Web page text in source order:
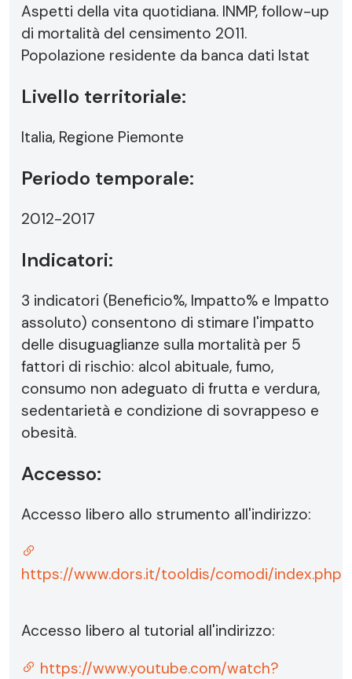
Aspetti della vita quotidiana. INMP, follow-up
di mortalità del censimento 2011.
Popolazione residente da banca dati Istat
Livello territoriale:
Italia, Regione Piemonte
Periodo temporale:
2012-2017
Indicatori:
3 indicatori (Beneficio%, Impatto% e Impatto
assoluto) consentono di stimare l'impatto
delle disuguaglianze sulla mortalità per 5
fattori di rischio: alcol abituale, fumo,
consumo non adeguato di frutta e verdura,
sedentarietà e condizione di sovrappeso e
obesità.
Accesso:
Accesso libero allo strumento all'indirizzo:
https://www.dors.it/tooldis/comodi/index.php
Accesso libero al tutorial all'indirizzo:
https://www.youtube.com/watch?